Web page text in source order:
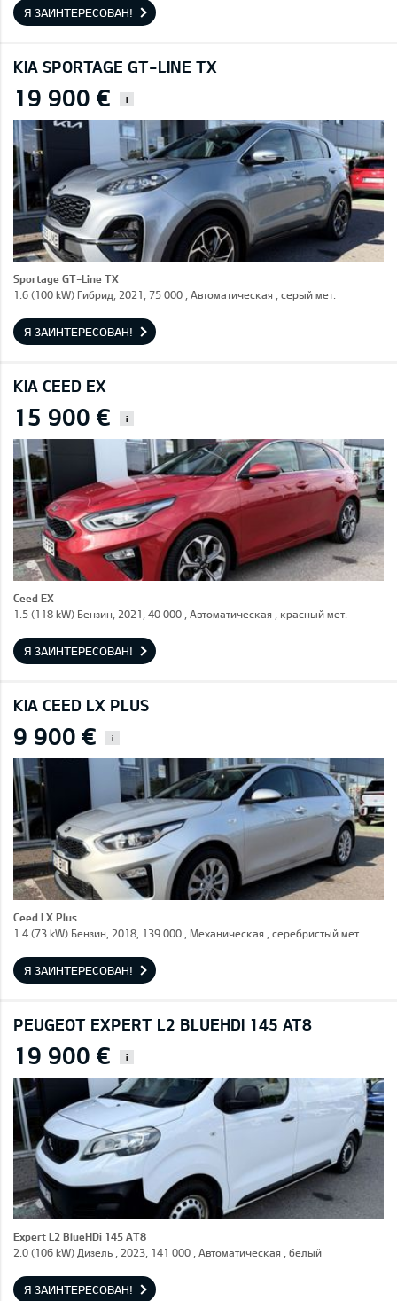
Я ЗАИНТЕРЕСОВАН!
KIA SPORTAGE GT-LINE TX
19 900 € i
Sportage GT-Line TX
1.6 (100 kW) Гибрид, 2021, 75 000 , Автоматическая , серый мет.
Я ЗАИНТЕРЕСОВАН!
KIA CEED EX
15 900 € i
Ceed EX
1.5 (118 kW) Бензин, 2021, 40 000 , Автоматическая , красный мет.
Я ЗАИНТЕРЕСОВАН!
KIA CEED LX PLUS
9 900 € i
Ceed LX Plus
1.4 (73 kW) Бензин, 2018, 139 000 , Механическая , серебристый мет.
Я ЗАИНТЕРЕСОВАН!
PEUGEOT EXPERT L2 BLUEHDI 145 AT8
19 900 € i
Expert L2 BlueHDi 145 AT8
2.0 (106 kW) Дизель , 2023, 141 000 , Автоматическая , белый
Я ЗАИНТЕРЕСОВАН!